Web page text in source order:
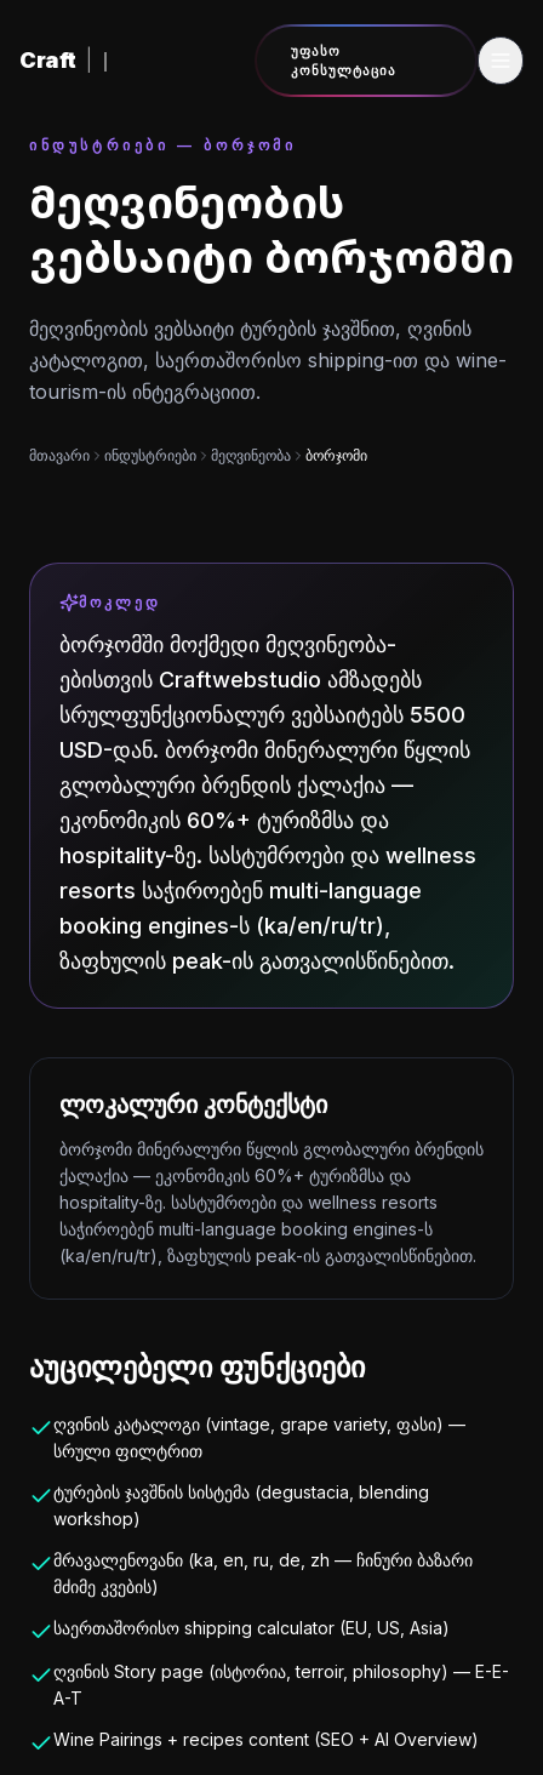
Craft
ᲣᲤᲐᲡᲝ
ᲙᲝᲜᲡᲣᲚᲢᲐᲪᲘᲐ
ᲘᲜᲓᲣᲡᲢᲠᲘᲔᲑᲘ — ᲑᲝᲠᲯᲝᲛᲘ
მეღვინეობის
ვებსაიტი ბორჯომში
მეღვინეობის ვებსაიტი ტურების ჯავშნით, ღვინის
კატალოგით, საერთაშორისო shipping-ით და wine-
tourism-ის ინტეგრაციით.
მთავარი ინდუსტრიები მეღვინეობა ბორჯომი
ᲛᲝᲙᲚᲔᲓ
ბორჯომში მოქმედი მეღვინეობა-
ებისთვის Craftwebstudio ამზადებს
სრულფუნქციონალურ ვებსაიტებს 5500
USD-დან. ბორჯომი მინერალური წყლის
გლობალური ბრენდის ქალაქია —
ეკონომიკის 60%+ ტურიზმსა და
hospitality-ზე. სასტუმროები და wellness
resorts საჭიროებენ multi-language
booking engines-ს (ka/en/ru/tr),
ზაფხულის peak-ის გათვალისწინებით.
ლოკალური კონტექსტი
ბორჯომი მინერალური წყლის გლობალური ბრენდის
ქალაქია — ეკონომიკის 60%+ ტურიზმსა და
hospitality-ზე. სასტუმროები და wellness resorts
საჭიროებენ multi-language booking engines-ს
(ka/en/ru/tr), ზაფხულის peak-ის გათვალისწინებით.
აუცილებელი ფუნქციები
ღვინის კატალოგი (vintage, grape variety, ფასი) —
სრული ფილტრით
ტურების ჯავშნის სისტემა (degustacia, blending
workshop)
მრავალენოვანი (ka, en, ru, de, zh — ჩინური ბაზარი
მძიმე კვების)
საერთაშორისო shipping calculator (EU, US, Asia)
ღვინის Story page (ისტორია, terroir, philosophy) — E-E-
A-T
Wine Pairings + recipes content (SEO + AI Overview)